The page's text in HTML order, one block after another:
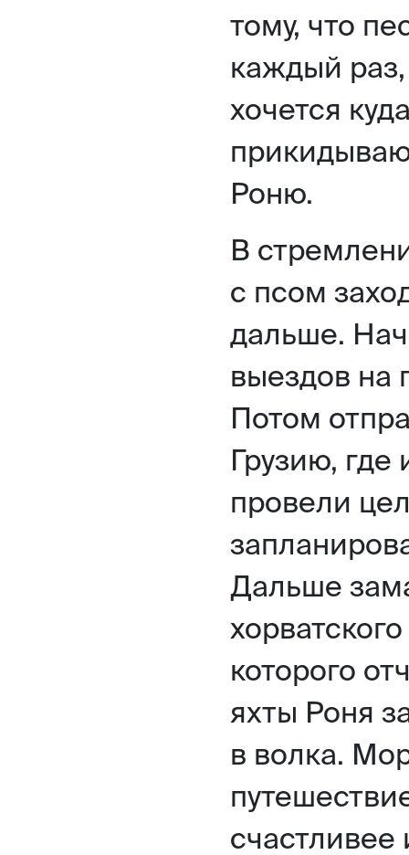
тому, что
каждый
хочется
Роню.
В
с псом
дальше.
выездов на
Потом
Грузию, где
провели
Дальше
которого
яхты Роня
в волка.
счастливее